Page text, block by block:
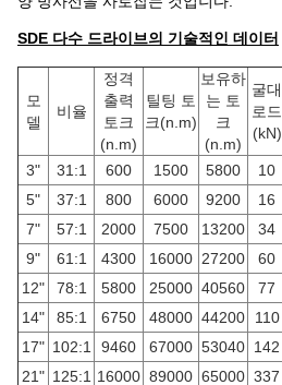
SDE 다수 드라이브의 기술적인 데이터
모
델
비율
정격
출력
토크
(n.m)
틸팅 토
크(n.m)
보유하
는 토
크
(n.m)
굴대
로드
(kN)
3" 31:1 600 1500 5800 10
5"
37:1 800 6000 9200 16
7"
57:1 2000 7500 13200 34
9"
61:1 4300 16000 27200 60
12"
78:1 5800 25000 40560 77
14"
85:1 6750 48000 44200 110
17" 102:1 9460 67000 53040 142
21" 125:1 16000 89000 65000 337